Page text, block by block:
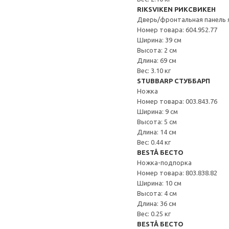
RIKSVIKEN РИКСВИКЕН
Дверь/фронтальная панель
Номер товара: 604.952.77
Ширина: 39 см
Высота: 2 см
Длина: 69 см
Вес: 3.10 кг
STUBBARP СТУББАРП
Ножка
Номер товара: 003.843.76
Ширина: 9 см
Высота: 5 см
Длина: 14 см
Вес: 0.44 кг
BESTÅ БЕСТО
Ножка-подпорка
Номер товара: 803.838.82
Ширина: 10 см
Высота: 4 см
Длина: 36 см
Вес: 0.25 кг
BESTÅ БЕСТО